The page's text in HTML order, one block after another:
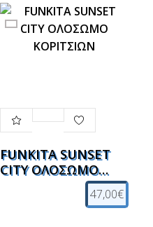
FUNKITA SUNSET
CITY ΟΛΟΣΩΜΟ
47,00€